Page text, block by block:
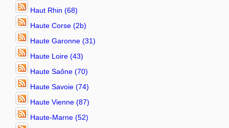
Haut Rhin (68)
Haute Corse (2b)
Haute Garonne (31)
Haute Loire (43)
Haute Saône (70)
Haute Savoie (74)
Haute Vienne (87)
Haute-Marne (52)